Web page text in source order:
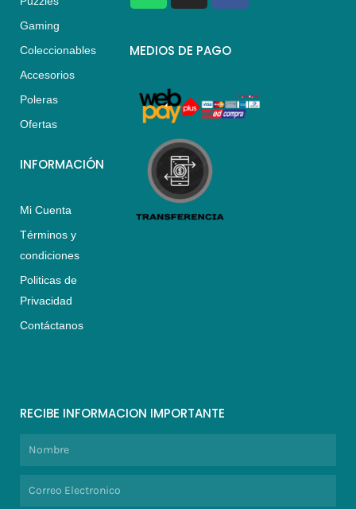
Gaming
Coleccionables
Accesorios
Poleras
Ofertas
INFORMACIÓN
Mi Cuenta
Términos y
condiciones
Politicas de
Privacidad
Contáctanos
a
s
p
s
a
a
m
c
b
k
MEDIOS DE PAGO
RECIBE INFORMACION IMPORTANTE